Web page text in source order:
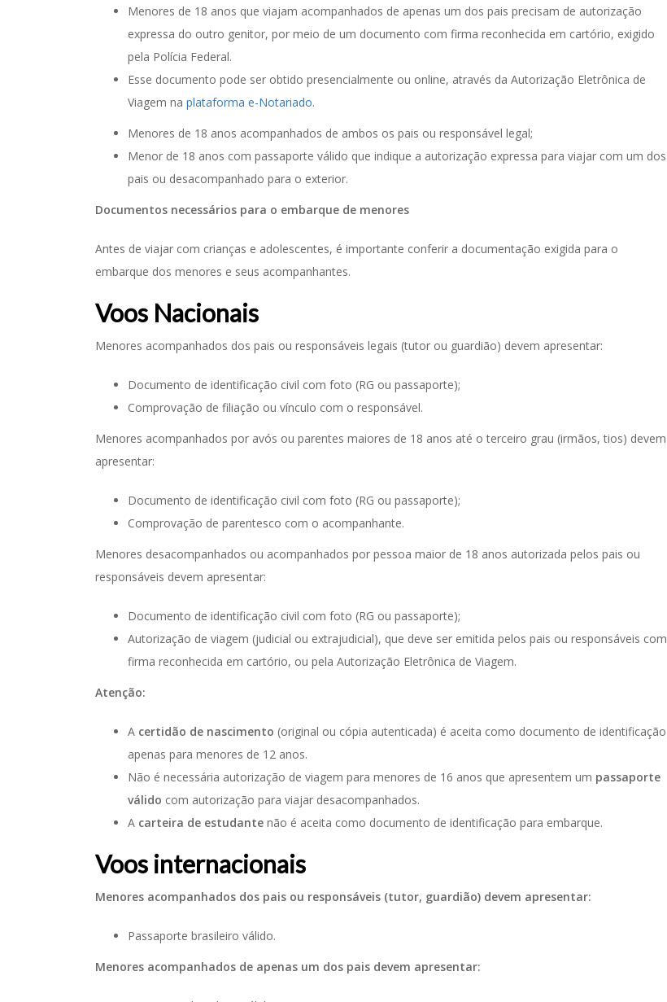
Menores de 18 anos que viajam acompanhados de apenas um dos pais precisam de autorização
expressa do outro genitor, por meio de um documento com firma reconhecida em cartório, exigido
pela Polícia Federal.
Esse documento pode ser obtido presencialmente ou online, através da Autorização Eletrônica de
Viagem na plataforma e-Notariado.
Menores de 18 anos acompanhados de ambos os pais ou responsável legal;
Menor de 18 anos com passaporte válido que indique a autorização expressa para viajar com um dos
pais ou desacompanhado para o exterior.
Documentos necessários para o embarque de menores
Antes de viajar com crianças e adolescentes, é importante conferir a documentação exigida para o
embarque dos menores e seus acompanhantes.
Voos Nacionais
Menores acompanhados dos pais ou responsáveis legais (tutor ou guardião) devem apresentar:
Documento de identificação civil com foto (RG ou passaporte);
Comprovação de filiação ou vínculo com o responsável.
Menores acompanhados por avós ou parentes maiores de 18 anos até o terceiro grau (irmãos, tios) devem
apresentar:
Documento de identificação civil com foto (RG ou passaporte);
Comprovação de parentesco com o acompanhante.
Menores desacompanhados ou acompanhados por pessoa maior de 18 anos autorizada pelos pais ou
responsáveis devem apresentar:
Documento de identificação civil com foto (RG ou passaporte);
Autorização de viagem (judicial ou extrajudicial), que deve ser emitida pelos pais ou responsáveis com
firma reconhecida em cartório, ou pela Autorização Eletrônica de Viagem.
Atenção:
A certidão de nascimento (original ou cópia autenticada) é aceita como documento de identificação
apenas para menores de 12 anos.
Não é necessária autorização de viagem para menores de 16 anos que apresentem um passaporte
válido com autorização para viajar desacompanhados.
A carteira de estudante não é aceita como documento de identificação para embarque.
Voos internacionais
Menores acompanhados dos pais ou responsáveis (tutor, guardião) devem apresentar:
Passaporte brasileiro válido.
Menores acompanhados de apenas um dos pais devem apresentar: